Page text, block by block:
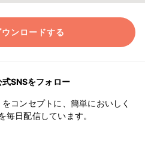
ンロードする
SNSをフォロー
コンセプトに、簡単においしく
毎日配信しています。